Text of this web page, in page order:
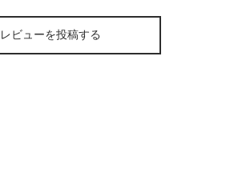
レビューを投稿する